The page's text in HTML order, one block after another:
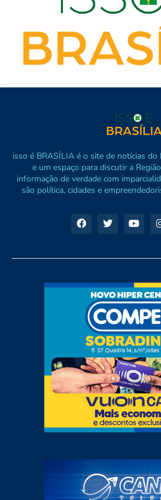
isso é BRASÍLIA é o site de notícias
e um espaço para discutir a
informação de verdade com
são política, cidades e